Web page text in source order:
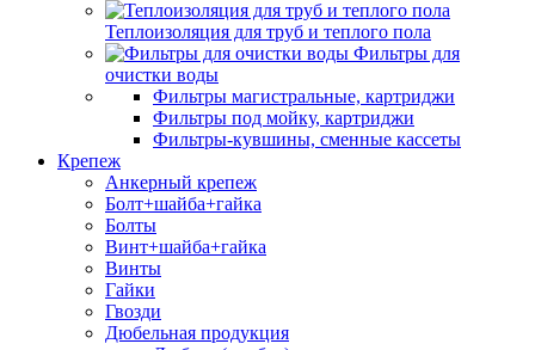
Теплоизоляция для труб и теплого пола
Фильтры для
очистки воды
Фильтры магистральные, картриджи
Фильтры под мойку, картриджи
Фильтры-кувшины, сменные кассеты
Крепеж
Анкерный крепеж
Болт+шайба+гайка
Болты
Винт+шайба+гайка
Винты
Гайки
Гвозди
Дюбельная продукция